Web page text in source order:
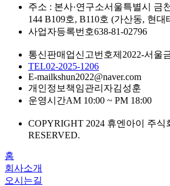
주소 : 본사·연구소서울특별시 금
144 B109호, B110호 (가산동, 현
사업자등록번호638-81-02796
통신판매업신고번호제2022-서울
TEL02-2025-1206
E-mailkshun2022@naver.com
개인정보책임관리자김성훈
운영시간AM 10:00 ~ PM 18:00
COPYRIGHT 2024 휴엔아이 주
RESERVED.
홈
회사소개
오시는길